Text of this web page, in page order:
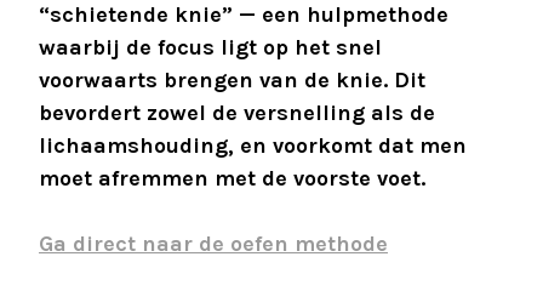
“schietende knie” — een hulpmethode
waarbij de focus ligt op het snel
voorwaarts brengen van de knie. Dit
bevordert zowel de versnelling als de
lichaamshouding, en voorkomt dat men
moet afremmen met de voorste voet.
Ga direct naar de oefen methode